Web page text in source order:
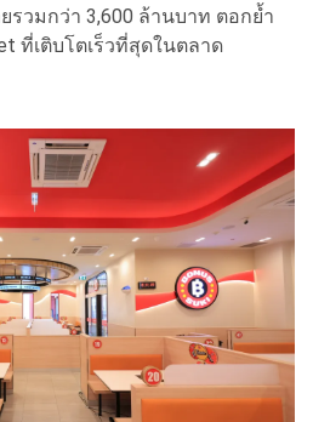
รวมกว่า 3,600 ล้านบาท ตอกย้ำ
ที่เติบโตเร็วที่สุดในตลาด